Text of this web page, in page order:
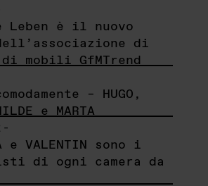
Leben è il nuovo
di
mobili GfMTrend
– HUGO,
e MARTA
-
e VALENTIN sono i
di ogni camera da